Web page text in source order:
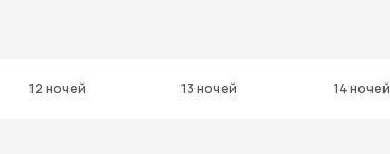
12 ночей 13 ночей 14 ночей